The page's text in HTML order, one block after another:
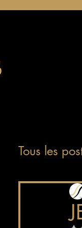
Tous les